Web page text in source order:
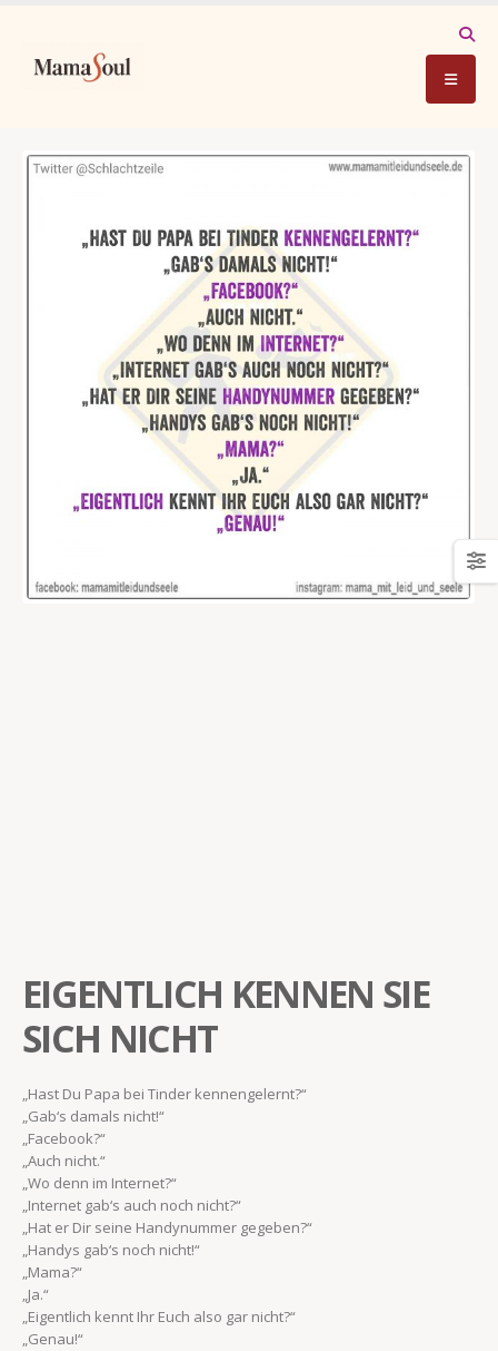
EIGENTLICH KENNEN SIE
SICH NICHT
„Hast Du Papa bei Tinder kennengelernt?“
„Gab‘s damals nicht!“
„Facebook?“
„Auch nicht.“
„Wo denn im Internet?“
„Internet gab‘s auch noch nicht?“
„Hat er Dir seine Handynummer gegeben?“
„Handys gab‘s noch nicht!“
„Mama?“
„Ja.“
„Eigentlich kennt Ihr Euch also gar nicht?“
„Genau!“